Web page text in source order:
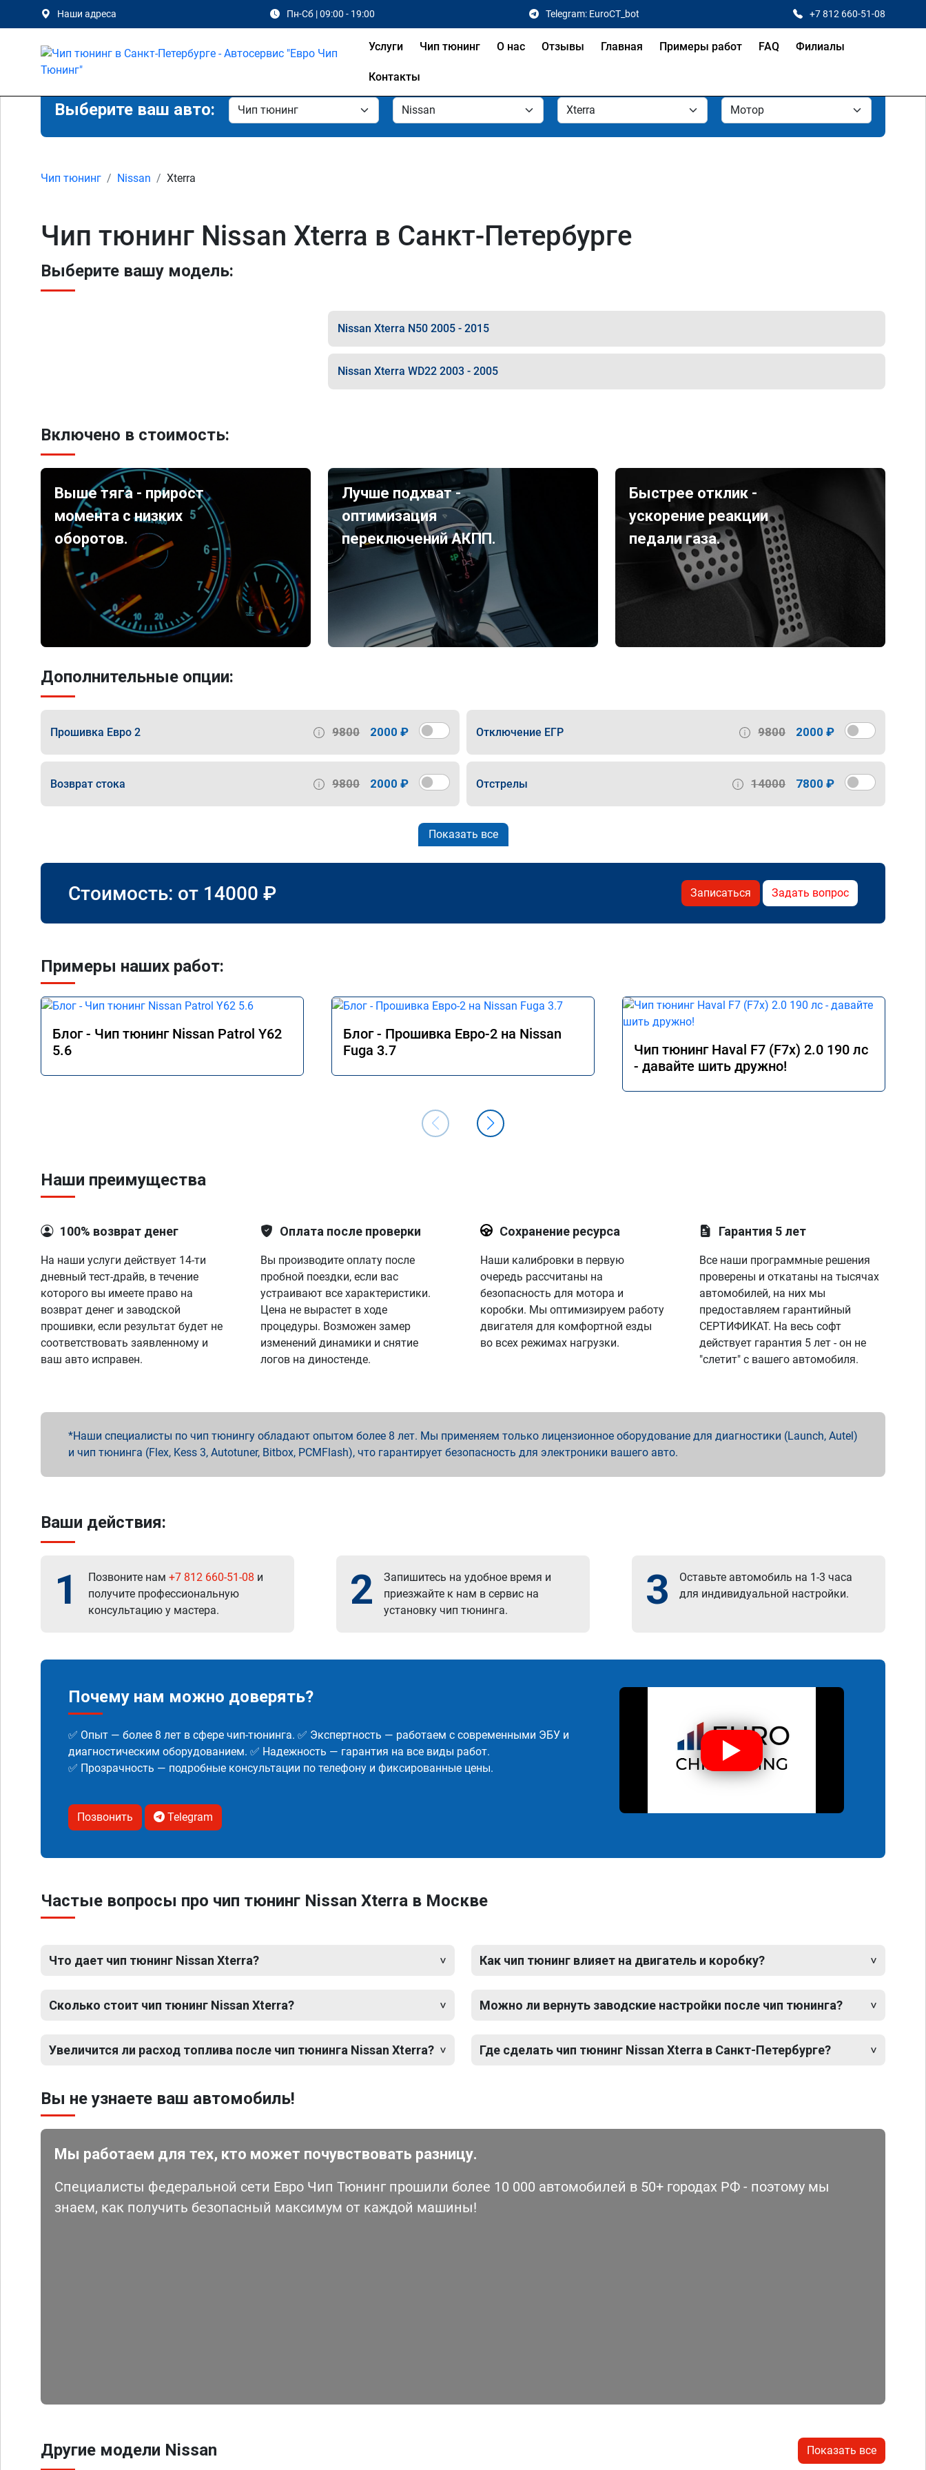
Наши адреса Пн-Сб | 09:00 - 19:00 Telegram: EuroCT_bot +7 812 660-51-08
Услуги Чип тюнинг О нас Отзывы Главная Примеры работ FAQ Филиалы
Контакты
Выберите ваш авто:
Чип тюнинг Nissan Xterra
Чип тюнинг Nissan Xterra в Санкт-Петербурге
Выберите вашу модель:
Nissan Xterra N50 2005 - 2015
Nissan Xterra WD22 2003 - 2005
Включено в стоимость:
Выше тяга - прирост
момента с низких
оборотов.
Лучше подхват -
оптимизация
переключений АКПП.
Быстрее отклик -
ускорение реакции
педали газа.
Дополнительные опции:
Прошивка Евро 2 9800 2000 ₽ Отключение ЕГР 9800 2000 ₽
Возврат стока 9800 2000 ₽ Отстрелы 14000 7800 ₽
Показать все
Стоимость: от 14000 ₽ Записаться Задать вопрос
Примеры наших работ:
Блог - Чип тюнинг Nissan Patrol Y62
5.6
Блог - Прошивка Евро-2 на Nissan
Fuga 3.7
Чип тюнинг Haval F7 (F7x) 2.0 190 лс
- давайте шить дружно!
Наши преимущества
100% возврат денег
На наши услуги действует 14-ти
дневный тест-драйв, в течение
которого вы имеете право на
возврат денег и заводской
прошивки, если результат будет не
соответствовать заявленному и
ваш авто исправен.
Оплата после проверки
Вы производите оплату после
пробной поездки, если вас
устраивают все характеристики.
Цена не вырастет в ходе
процедуры. Возможен замер
изменений динамики и снятие
логов на диностенде.
Сохранение ресурса
Наши калибровки в первую
очередь рассчитаны на
безопасность для мотора и
коробки. Мы оптимизируем работу
двигателя для комфортной езды
во всех режимах нагрузки.
Гарантия 5 лет
Все наши программные решения
проверены и откатаны на тысячах
автомобилей, на них мы
предоставляем гарантийный
СЕРТИФИКАТ. На весь софт
действует гарантия 5 лет - он не
"слетит" с вашего автомобиля.
Наши специалисты по чип тюнингу обладают опытом более 8 лет. Мы применяем только лицензионное оборудование для диагностики (Launch, Autel)
и чип тюнинга (Flex, Kess 3, Autotuner, Bitbox, PCMFlash), что гарантирует безопасность для электроники вашего авто.
Ваши действия:
1 Позвоните нам +7 812 660-51-08 и
получите профессиональную
консультацию у мастера.
2
Запишитесь на удобное время и
приезжайте к нам в сервис на
установку чип тюнинга.
3
Оставьте автомобиль на 1-3 часа
для индивидуальной настройки.
Почему нам можно доверять?
✅ Опыт — более 8 лет в сфере чип-тюнинга. ✅ Экспертность — работаем с современными ЭБУ и
диагностическим оборудованием. ✅ Надежность — гарантия на все виды работ.
✅ Прозрачность — подробные консультации по телефону и фиксированные цены.
Позвонить Telegram
Частые вопросы про чип тюнинг Nissan Xterra в Москве
Что дает чип тюнинг Nissan Xterra?
Сколько стоит чип тюнинг Nissan Xterra?
Увеличится ли расход топлива после чип тюнинга Nissan Xterra?
Как чип тюнинг влияет на двигатель и коробку?
Можно ли вернуть заводские настройки после чип тюнинга?
Где сделать чип тюнинг Nissan Xterra в Санкт-Петербурге?
Вы не узнаете ваш автомобиль!
Мы работаем для тех, кто может почувствовать разницу.
Специалисты федеральной сети Евро Чип Тюнинг прошили более 10 000 автомобилей в 50+ городах РФ - поэтому мы
знаем, как получить безопасный максимум от каждой машины!
Другие модели Nissan Показать все